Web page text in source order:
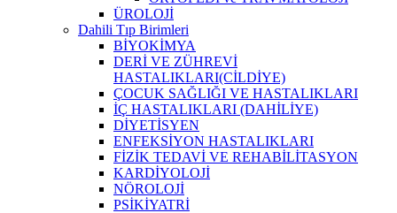
ÜROLOJİ
Dahili Tıp Birimleri
BİYOKİMYA
DERİ VE ZÜHREVİ
HASTALIKLARI(CİLDİYE)
ÇOCUK SAĞLIĞI VE HASTALIKLARI
İÇ HASTALIKLARI (DAHİLİYE)
DİYETİSYEN
ENFEKSİYON HASTALIKLARI
FİZİK TEDAVİ VE REHABİLİTASYON
KARDİYOLOJİ
NÖROLOJİ
PSİKİYATRİ